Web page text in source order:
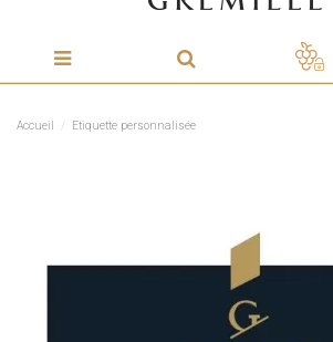
Accueil Etiquette personnalisée